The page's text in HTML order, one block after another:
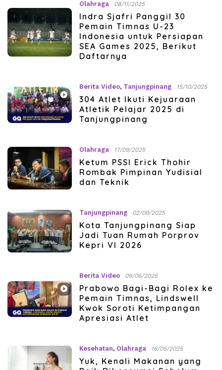
Olahraga 08/11/2025
Indra Sjafri Panggil 30
Pemain Timnas U-23
Indonesia untuk Persiapan
SEA Games 2025, Berikut
Daftarnya
Berita Video, Tanjungpinang 15/10/2025
304 Atlet Ikuti Kejuaraan
Atletik Pelajar 2025 di
Tanjungpinang
Olahraga 17/09/2025
Ketum PSSI Erick Thohir
Rombak Pimpinan Yudisial
dan Teknik
Tanjungpinang 02/09/2025
Kota Tanjungpinang Siap
Jadi Tuan Rumah Porprov
Kepri VI 2026
Berita Video 09/06/2025
Prabowo Bagi-Bagi Rolex ke
Pemain Timnas, Lindswell
Kwok Soroti Ketimpangan
Apresiasi Atlet
Kesehatan, Olahraga 16/05/2025
Yuk, Kenali Makanan yang